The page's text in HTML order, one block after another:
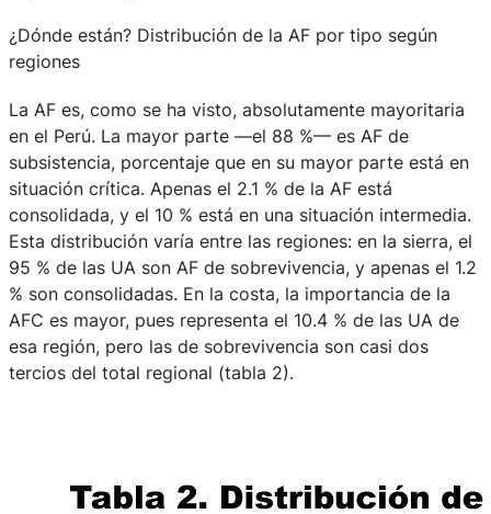
¿Dónde están? Distribución de la AF por tipo según
regiones
La AF es, como se ha visto, absolutamente mayoritaria
en el Perú. La mayor parte —el 88 %— es AF de
subsistencia, porcentaje que en su mayor parte está en
situación crítica. Apenas el 2.1 % de la AF está
consolidada, y el 10 % está en una situación intermedia.
Esta distribución varía entre las regiones: en la sierra, el
95 % de las UA son AF de sobrevivencia, y apenas el 1.2
% son consolidadas. En la costa, la importancia de la
AFC es mayor, pues representa el 10.4 % de las UA de
esa región, pero las de sobrevivencia son casi dos
tercios del total regional (tabla 2).